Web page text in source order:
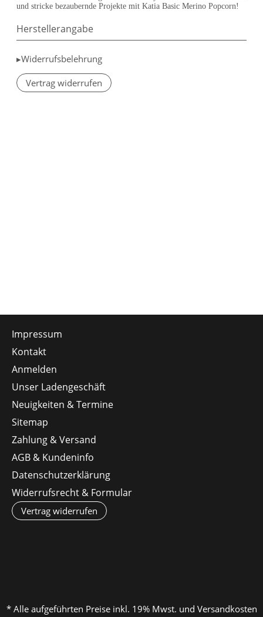
und stricke bezaubernde Projekte mit Katia Basic Merino Popcorn!
Herstellerangabe
▸Widerrufsbelehrung
Vertrag widerrufen
Impressum
Kontakt
Anmelden
Unser Ladengeschäft
Neuigkeiten & Termine
Sitemap
Zahlung & Versand
AGB & Kundeninfo
Datenschutzerklärung
Widerrufsrecht & Formular
Vertrag widerrufen
* Alle aufgeführten Preise inkl. 19% Mwst. und Versandkosten